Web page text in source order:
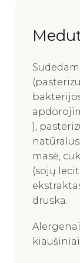
),
masė,
(sojų
druska.